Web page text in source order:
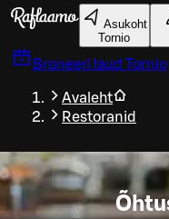
Liigu peamise sisu
Asukoht
Tornio
Broneeri laud Tornio
Avaleht
Restoranid